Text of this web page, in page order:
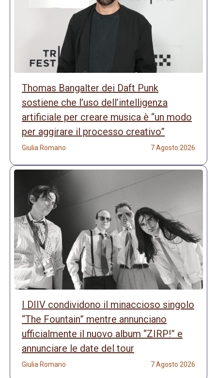
Thomas Bangalter dei Daft Punk
sostiene che l’uso dell’intelligenza
artificiale per creare musica è “un modo
per aggirare il processo creativo”
Giulia Romano 7 Agosto 2026
I DIIV condividono il minaccioso singolo
“The Fountain” mentre annunciano
ufficialmente il nuovo album “ZIRP!” e
annunciare le date del tour
Giulia Romano 7 Agosto 2026